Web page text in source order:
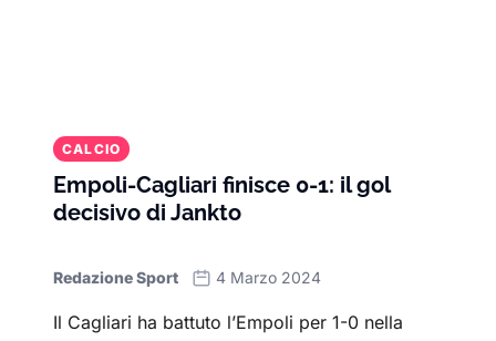
CALCIO
Empoli-Cagliari finisce 0-1: il gol
decisivo di Jankto
Redazione Sport 4 Marzo 2024
Il Cagliari ha battuto l’Empoli per 1-0 nella